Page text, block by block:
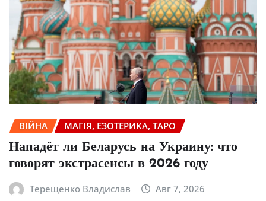
ВІЙНА МАГІЯ, ЕЗОТЕРИКА, ТАРО
Нападёт ли Беларусь на Украину: что
говорят экстрасенсы в 2026 году
Терещенко Владислав Авг 7, 2026